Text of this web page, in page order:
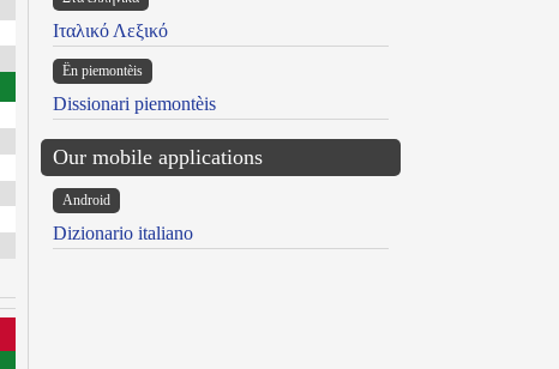
Ιταλικό Λεξικό
Ën piemontèis
Dissionari piemontèis
Our mobile applications
Android
Dizionario italiano